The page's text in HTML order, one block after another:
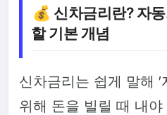
💰 신차금리란? 자
할 기본 개념
신차금리는 쉽게 말해 '
위해 돈을 빌릴 때 내